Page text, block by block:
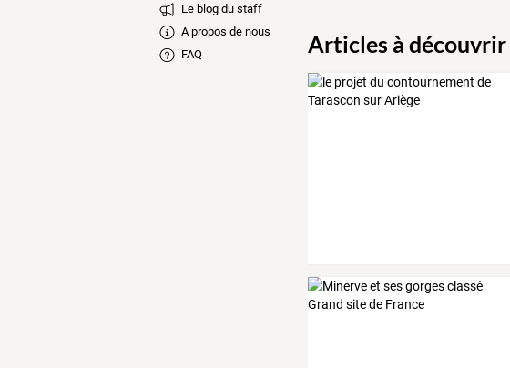
Le blog du staff
A propos de nous
FAQ
Articles à découvrir